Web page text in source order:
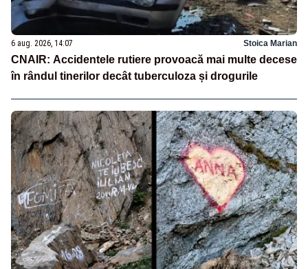
6 aug. 2026, 14:07 Stoica Marian
CNAIR: Accidentele rutiere provoacă mai multe decese
în rândul tinerilor decât tuberculoza și drogurile